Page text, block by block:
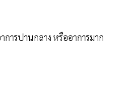
การปานกลาง หรืออาการมาก